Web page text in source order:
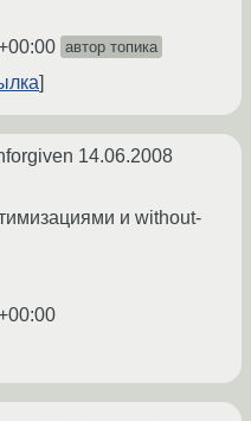
автор топика
14.06.2008
и without-